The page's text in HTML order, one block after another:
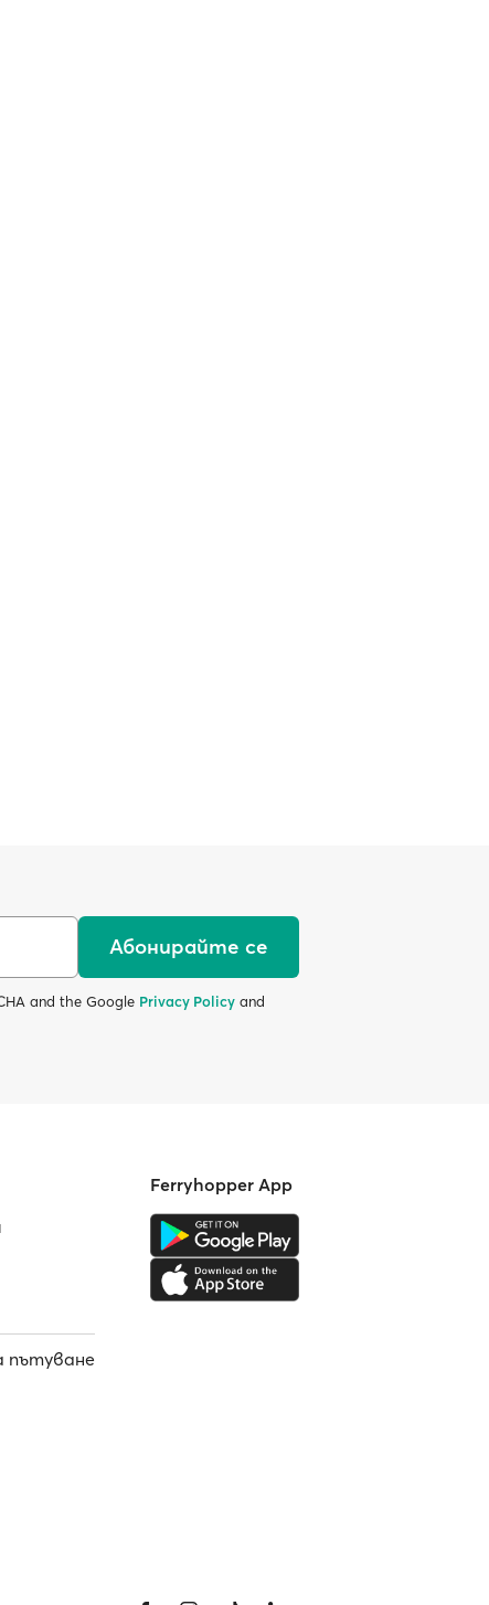
Абонирайте се
and the Google Privacy Policy and
пътуване
Ferryhopper App